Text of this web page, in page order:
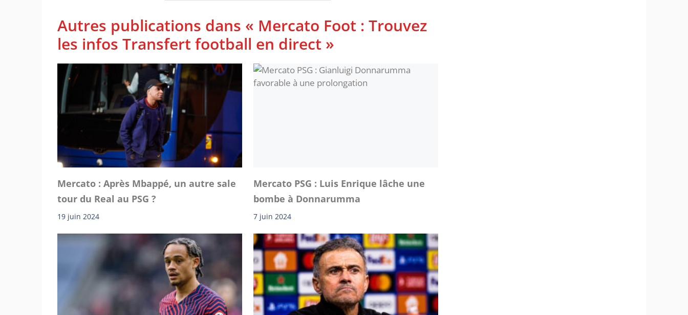
Autres publications dans « Mercato Foot : Trouvez
les infos Transfert football en direct »
Mercato : Après Mbappé, un autre sale
tour du Real au PSG ?
19 juin 2024
Mercato PSG : Luis Enrique lâche une
bombe à Donnarumma
7 juin 2024